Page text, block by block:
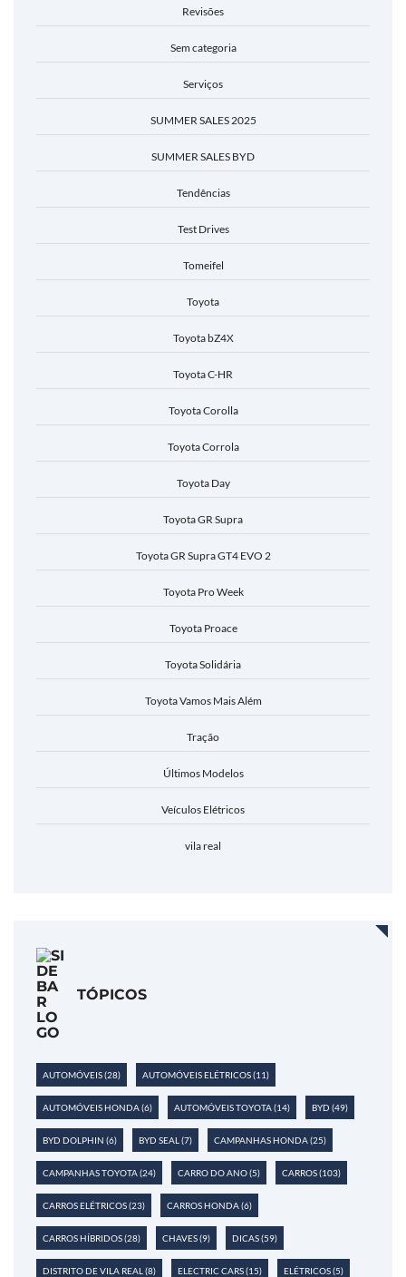
Revisões
Sem categoria
Serviços
SUMMER SALES 2025
SUMMER SALES BYD
Tendências
Test Drives
Tomeifel
Toyota
Toyota bZ4X
Toyota C-HR
Toyota Corolla
Toyota Corrola
Toyota Day
Toyota GR Supra
Toyota GR Supra GT4 EVO 2
Toyota Pro Week
Toyota Proace
Toyota Solidária
Toyota Vamos Mais Além
Tração
Últimos Modelos
Veículos Elétricos
vila real
TÓPICOS
AUTOMÓVEIS(28) AUTOMÓVEIS ELÉTRICOS(11)
AUTOMÓVEIS HONDA(6) AUTOMÓVEIS TOYOTA(14) BYD (49)
BYD DOLPHIN (6) BYD SEAL (7) CAMPANHAS HONDA(25)
CAMPANHAS TOYOTA(24) CARRO DO ANO(5) CARROS(103)
CARROS ELÉTRICOS(23) CARROS HONDA(6)
CARROS HÍBRIDOS(28) CHAVES(9) DICAS(59)
DISTRITO DE VILA REAL (8) ELECTRIC CARS(15) ELÉTRICOS(5)